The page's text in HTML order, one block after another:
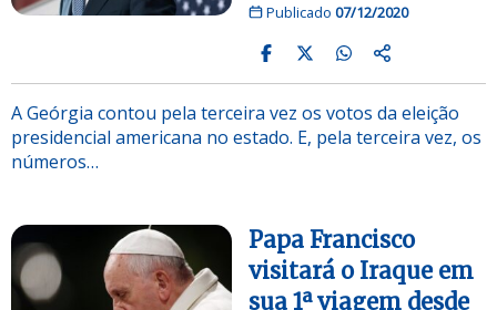
Publicado 07/12/2020
A Geórgia contou pela terceira vez os votos da eleição
presidencial americana no estado. E, pela terceira vez, os
números…
Papa Francisco
visitará o Iraque em
sua 1ª viagem desde